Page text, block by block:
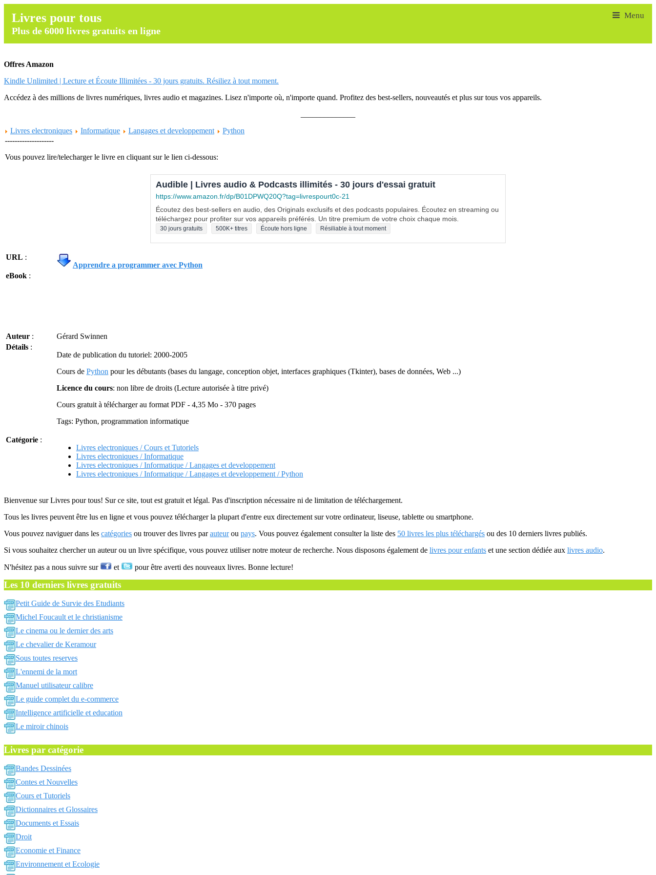
Livres pour tous
Plus de 6000 livres gratuits en ligne
Offres Amazon
Kindle Unlimited | Lecture et Écoute Illimitées - 30 jours gratuits. Résiliez à tout moment.
Accédez à des millions de livres numériques, livres audio et magazines. Lisez n'importe où, n'importe quand. Profitez des best-sellers, nouveautés et plus sur tous vos appareils.
Livres electroniques
Informatique Langages et developpement
Python
--------------------
Vous pouvez lire/telecharger le livre en cliquant sur le lien ci-dessous:
Audible | Livres audio & Podcasts illimités - 30 jours d'essai gratuit
https://www.amazon.fr/dp/B01DPWQ20Q?tag=livrespourt0c-21
Écoutez des best-sellers en audio, des Originals exclusifs et des podcasts populaires. Écoutez en streaming ou
téléchargez pour profiter sur vos appareils préférés. Un titre premium de votre choix chaque mois.
30 jours gratuits 500K+ titres Écoute hors ligne Résiliable à tout moment
URL :
Apprendre a programmer avec Python
eBook :
Auteur :
Gérard Swinnen
Détails :
Date de publication du tutoriel: 2000-2005
Cours de Python pour les débutants (bases du langage, conception objet, interfaces graphiques (Tkinter), bases de données, Web ...)
Licence du cours: non libre de droits (Lecture autorisée à titre privé)
Cours gratuit à télécharger au format PDF - 4,35 Mo - 370 pages
Tags: Python, programmation informatique
Catégorie :
Livres electroniques / Cours et Tutoriels
Livres electroniques / Informatique
Livres electroniques / Informatique / Langages et developpement
Livres electroniques / Informatique / Langages et developpement / Python
Bienvenue sur Livres pour tous! Sur ce site, tout est gratuit et légal. Pas d'inscription nécessaire ni de limitation de téléchargement.
Tous les livres peuvent être lus en ligne et vous pouvez télécharger la plupart d'entre eux directement sur votre ordinateur, liseuse, tablette ou smartphone.
Vous pouvez naviguer dans les catégories ou trouver des livres parauteurou pays. Vous pouvez également consulter la liste des 50 livres les plus téléchargés ou des 10 derniers livres publiés.
Si vous souhaitez chercher un auteur ou un livre spécifique, vous pouvez utiliser notre moteur de recherche. Nous disposons également de livres pour enfants et une section dédiée aux livres audio.
N'hésitez pas a nous suivre sur et pour être averti des nouveaux livres. Bonne lecture!
Les 10 derniers livres gratuits
Petit Guide de Survie des Etudiants
Michel Foucault et le christianisme
Le cinema ou le dernier des arts
Le chevalier de Keramour
Sous toutes reserves
L'ennemi de la mort
Manuel utilisateur calibre
Le guide complet du e-commerce
Intelligence artificielle et education
Le miroir chinois
Livres par catégorie
Bandes Dessinées
Contes et Nouvelles
Cours et Tutoriels
Dictionnaires et Glossaires
Documents et Essais
Droit
Economie et Finance
Environnement et Ecologie